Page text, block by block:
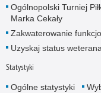
Ogólnopolski Turniej
Marka Cekały
Zakwaterowanie
Uzyskaj status
Statystyki
Ogólne statystyki